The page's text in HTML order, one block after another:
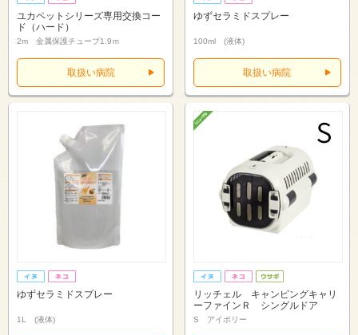
ユカペットシリーズ専用交換コー
ド（ハード）
2m 金属保護チューブ1.9ｍ
取扱い病院
ゆずセラミドスプレー
100ml (液体)
取扱い病院
ゆずセラミドスプレー
1L (液体)
リッチェル キャンピングキャリ
ーファインＲ シングルドア
S アイボリー